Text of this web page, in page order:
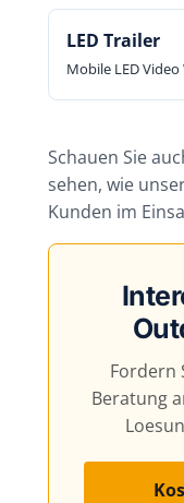
LED Trailer
Mobile LED
Schauen Sie
sehen, wie
Kunden im
Fordern
Beratung